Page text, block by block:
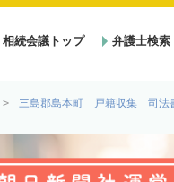
相続会議トップ 弁護士検索
三島郡島本町 戸籍収集 司法